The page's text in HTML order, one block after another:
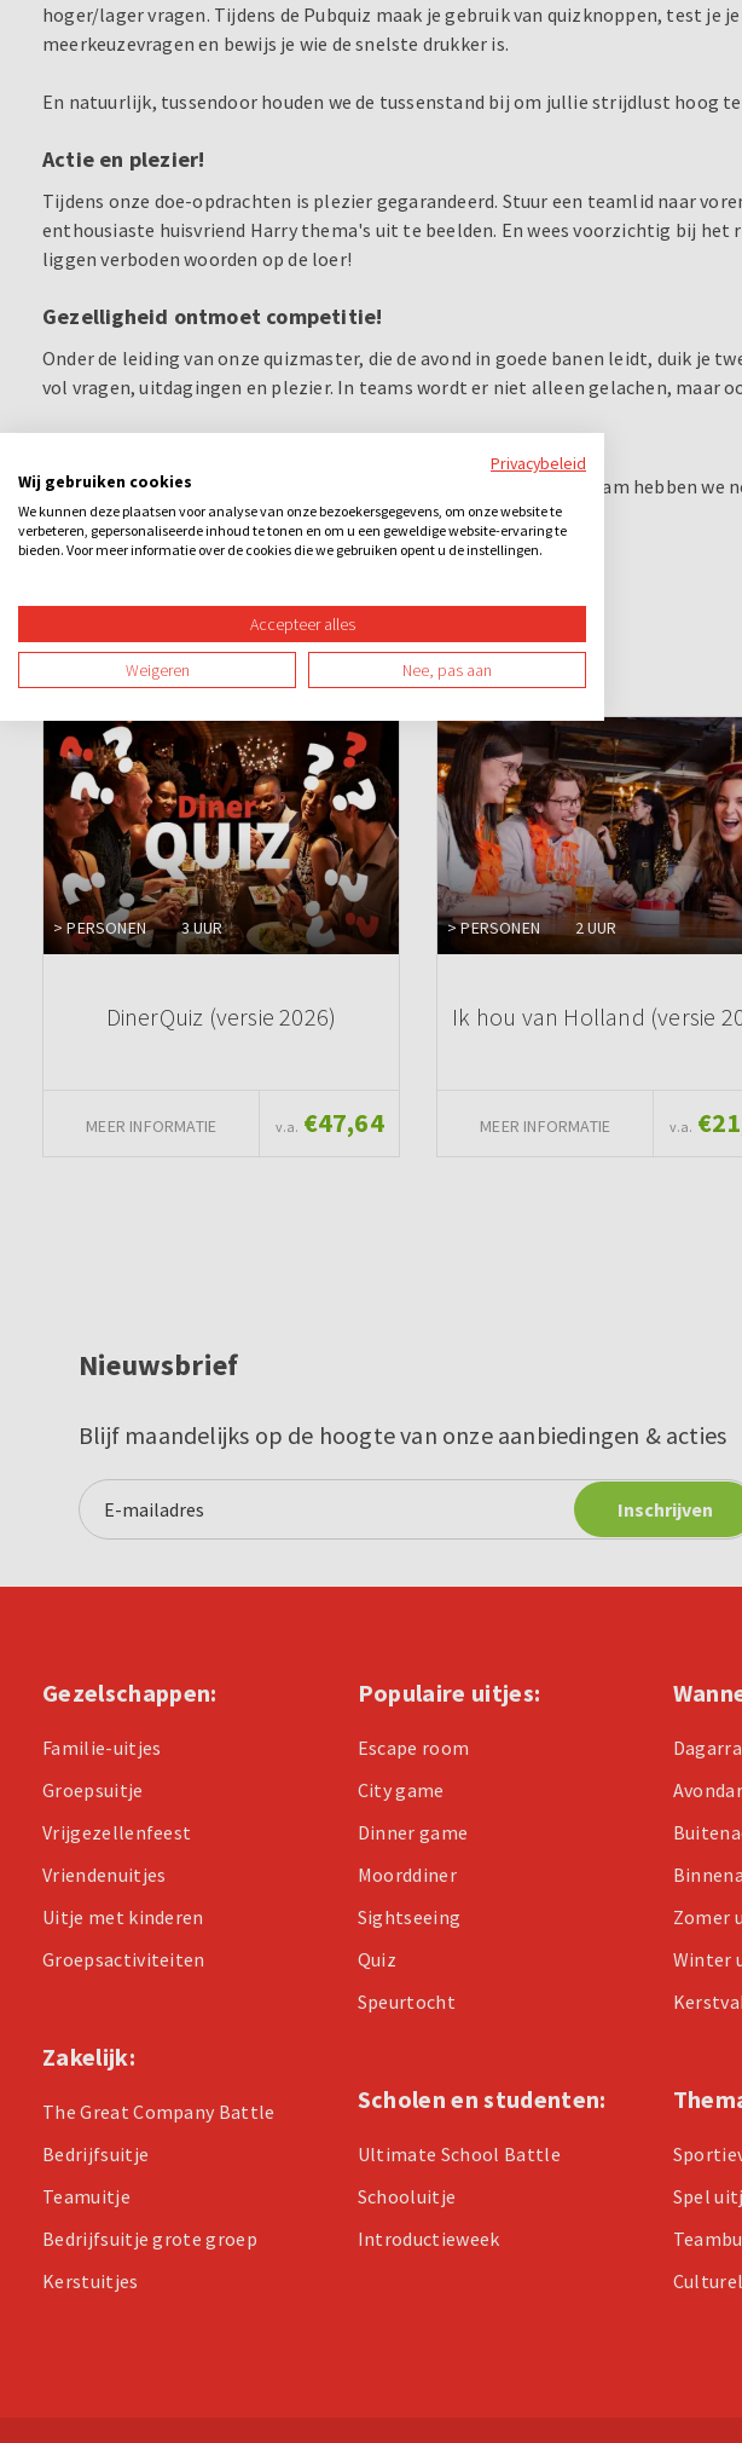
hoger/lager vragen. Tijdens de Pubquiz maak je gebruik van quizknoppen, test je
meerkeuzevragen en bewijs je wie de snelste drukker is.
En natuurlijk, tussendoor houden we de tussenstand bij om jullie strijdlust hoog
Actie en plezier!
Tijdens onze doe-opdrachten is plezier gegarandeerd. Stuur een teamlid naar
enthousiaste huisvriend Harry thema's uit te beelden. En wees voorzichtig bij het
liggen verboden woorden op de loer!
Gezelligheid ontmoet competitie!
Onder de leiding van onze quizmaster, die de avond in goede banen leidt, duik je
vol vragen, uitdagingen en plezier. In teams wordt er niet alleen gelachen, maar
Aan het einde van de quiz zien we wie bovenaan eindigt. Voor dit team hebben we
Maak je klaar voor een onvergetelijke avond.
Ook leuk
> PERSONEN 3 UUR
DinerQuiz (versie 2026)
MEER INFORMATIE v.a. €47,64
> PERSONEN 2 UUR
Ik hou van Holland (versie
MEER INFORMATIE v.a.
Nieuwsbrief
Blijf maandelijks op de hoogte van onze aanbiedingen & acties
Gezelschappen:
Familie-uitjes
Groepsuitje
Vrijgezellenfeest
Vriendenuitjes
Uitje met kinderen
Groepsactiviteiten
Zakelijk:
The Great Company Battle
Bedrijfsuitje
Teamuitje
Bedrijfsuitje grote groep
Kerstuitjes
Populaire uitjes:
Escape room
City game
Dinner game
Moorddiner
Sightseeing
Quiz
Speurtocht
Scholen en studenten:
Ultimate School Battle
Schooluitje
Introductieweek
Zomer
Winter
Spel
Privacybeleid
Wij gebruiken cookies
We kunnen deze plaatsen voor analyse van onze bezoekersgegevens, om onze website te
verbeteren, gepersonaliseerde inhoud te tonen en om u een geweldige website-ervaring te
bieden. Voor meer informatie over de cookies die we gebruiken opent u de instellingen.
Accepteer alles
Weigeren Nee, pas aan